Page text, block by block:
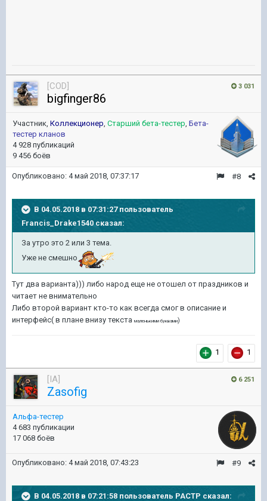
3 031
[COD]
bigfinger86
Участник, Коллекционер, Старший бета-тестер, Бета-
тестер кланов
4 928 публикаций
9 456 боёв
#8
Опубликовано: 4 май 2018, 07:37:17
В 04.05.2018 в 07:31:27 пользователь
Francis_Drake1540 сказал:
За утро это 2 или 3 тема.
Уже не смешно
Тут два варианта))) либо народ еще не отошел от праздников и
читает не внимательно
Либо второй вариант кто-то как всегда смог в описание и
интерфейс( в плане внизу текста маленькими буквами)
1 1
6 251
[IA]
Zasofig
Альфа-тестер
4 683 публикации
17 068 боёв
#9
Опубликовано: 4 май 2018, 07:43:23
В 04.05.2018 в 07:21:58 пользователь PACTP сказал: